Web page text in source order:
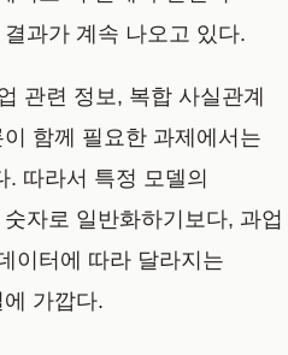
과가 계속 나오고 있다.
관련 정보, 복합 사실관계
함께 필요한 과제에서는
따라서 특정 모델의
자로 일반화하기보다, 과업
이터에 따라 달라지는
가깝다.